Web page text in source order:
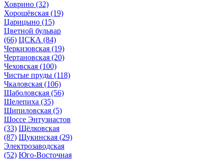
Ховрино (32)
Хорошёвская (19)
Царицыно (15)
Цветной бульвар
(66) ЦСКА (84)
Черкизовская (19)
Чертановская (20)
Чеховская (100)
Чистые пруды (118)
Чкаловская (106)
Шаболовская (56)
Шелепиха (35)
Шипиловская (5)
Шоссе Энтузиастов
(33) Щёлковская
(87) Щукинская (29)
Электрозаводская
(52) Юго-Восточная